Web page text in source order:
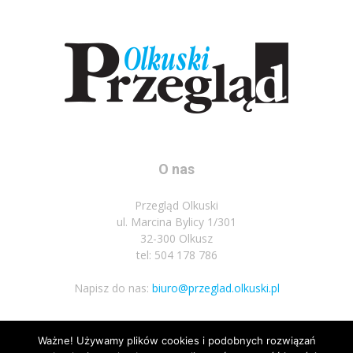
O nas
Przegląd Olkuski
ul. Marcina Bylicy 1/301
32-300 Olkusz
tel: 504 178 786
Napisz do nas: biuro@przeglad.olkuski.pl
Podążaj za nami
Ważne! Używamy plików cookies i podobnych rozwiązań